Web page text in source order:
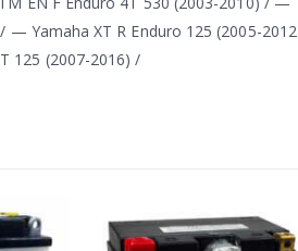
Yamaha XT R Enduro 125 (2005-
125 (2007-2016) /